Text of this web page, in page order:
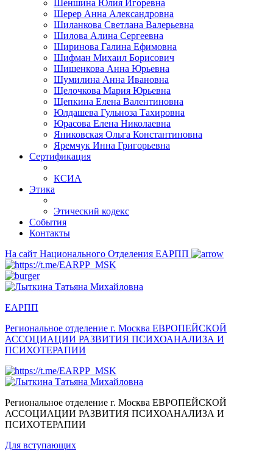
Шеншина Юлия Игоревна
Шерер Анна Александровна
Шиланкова Светлана Валерьевна
Шилова Алина Сергеевна
Ширинова Галина Ефимовна
Шифман Михаил Борисович
Шишенкова Анна Юрьевна
Шумилина Анна Ивановна
Щелочкова Мария Юрьевна
Щепкина Елена Валентиновна
Юлдашева Гульноза Тахировна
Юрасова Елена Николаевна
Яниковская Ольга Константиновна
Яремчук Инна Григорьевна
Сертификация
КСИА
Этика
Этический кодекс
События
Контакты
На сайт Национального Отделения ЕАРПП
ЕАРПП
Региональное отделение г. Москва ЕВРОПЕЙСКОЙ
АССОЦИАЦИИ РАЗВИТИЯ ПСИХОАНАЛИЗА И
ПСИХОТЕРАПИИ
Региональное отделение г. Москва ЕВРОПЕЙСКОЙ
АССОЦИАЦИИ РАЗВИТИЯ ПСИХОАНАЛИЗА И
ПСИХОТЕРАПИИ
Для вступающих